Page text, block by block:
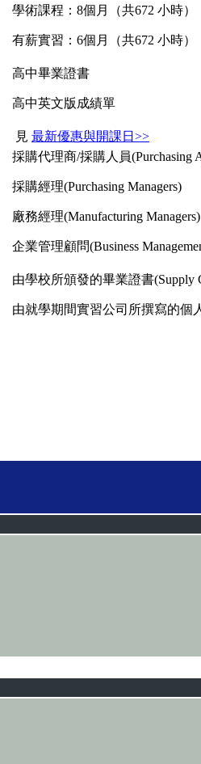
學術課程：8個月（共672 小時）
有薪實習：6個月（共672 小時）
高中畢業證書
高中英文版成績單
見 最新優惠與開課日>>
採購代理商/採購人員(Purchasing
採購經理(Purchasing Managers)
廠務經理(Manufacturing Managers)
企業管理顧問(Business
由學校所頒發的畢業證書(Supply
由就學期間實習公司所撰寫的個